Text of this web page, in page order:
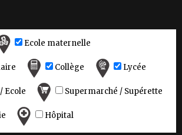
Ecole maternelle
Collège Lycée
Ecole Supermarché / Supérette
Hôpital